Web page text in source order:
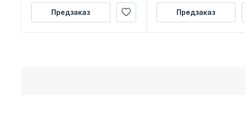
Предзаказ Предзаказ